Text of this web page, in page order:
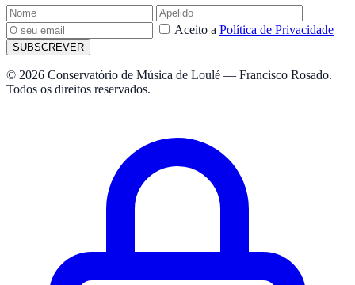
Aceito a Política de Privacidade
SUBSCREVER
© 2026 Conservatório de Música de Loulé — Francisco Rosado.
Todos os direitos reservados.